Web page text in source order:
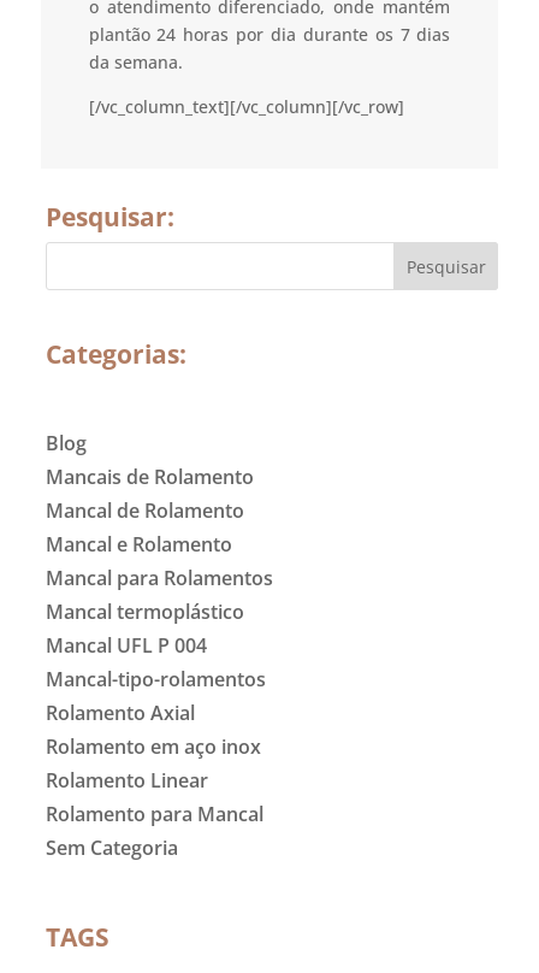
o atendimento diferenciado, onde mantém
plantão 24 horas por dia durante os 7 dias
da semana.
[/vc_column_text][/vc_column][/vc_row]
Pesquisar:
Categorias:
Blog
Mancais de Rolamento
Mancal de Rolamento
Mancal e Rolamento
Mancal para Rolamentos
Mancal termoplástico
Mancal UFL P 004
Mancal-tipo-rolamentos
Rolamento Axial
Rolamento em aço inox
Rolamento Linear
Rolamento para Mancal
Sem Categoria
TAGS